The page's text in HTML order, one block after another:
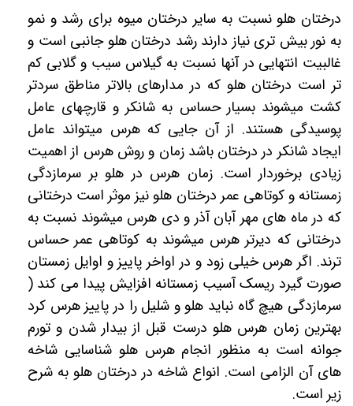
درختان هلو نسبت به سایر درختان میوه برای رشد و نمو
به نور بیش تری نیاز دارند رشد درختان هلو جانبی است و
غالبیت انتهایی در آنها نسبت به گیلاس سیب و گلابی کم
تر است درختان هلو که در مدارهای بالاتر مناطق سردتر
کشت میشوند بسیار حساس به شانکر و قارچهای عامل
پوسیدگی هستند. از آن جایی که هرس میتواند عامل
ایجاد شانکر در درختان باشد زمان و روش هرس از اهمیت
زیادی برخوردار است. زمان هرس در هلو بر سرمازدگی
زمستانه و کوتاهی عمر درختان هلو نیز موثر است درختانی
که در ماه های مهر آبان آذر و دی هرس میشوند نسبت به
درختانی که دیرتر هرس میشوند به کوتاهی عمر حساس
ترند. اگر هرس خیلی زود و در اواخر پاییز و اوایل زمستان
صورت گیرد ریسک آسیب زمستانه افزایش پیدا می کند (
سرمازدگی هیچ گاه نباید هلو و شلیل را در پاییز هرس کرد
بهترین زمان هرس هلو درست قبل از بیدار شدن و تورم
جوانه است به منظور انجام هرس هلو شناسایی شاخه
های آن الزامی است. انواع شاخه در درختان هلو به شرح
زیر است.